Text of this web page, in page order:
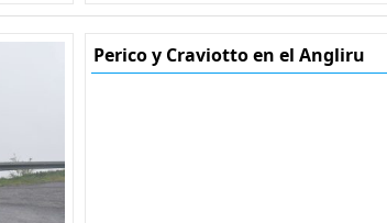
Perico y Craviotto en el Angliru